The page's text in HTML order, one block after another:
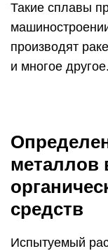
Такие сплавы
производят
и многое другое.
металлов
средств
Испытуемый